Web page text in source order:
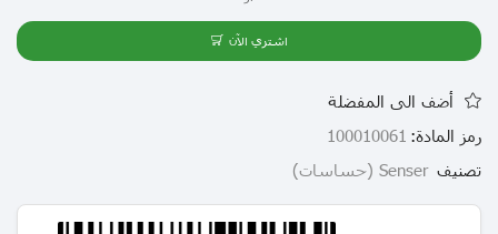
اشتري الآن
أضف الى المفضلة
رمز المادة: 100010061
تصنيف Senser (حساسات)